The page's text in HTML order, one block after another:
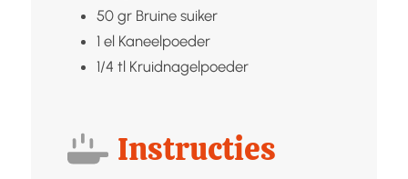
50 gr Bruine suiker
1 el Kaneelpoeder
1/4 tl Kruidnagelpoeder
Instructies